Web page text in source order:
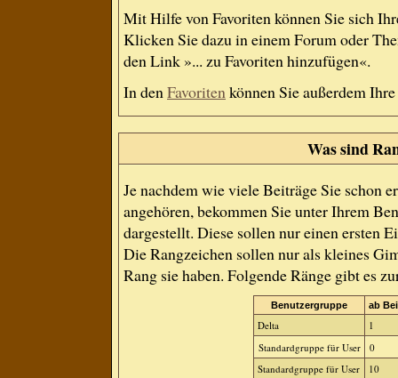
Mit Hilfe von Favoriten können Sie sich
Klicken Sie dazu in einem Forum oder
den Link »... zu Favoriten hinzufügen«.
In denFavoritenkönnen Sie außerdem
Was sind
Je nachdem wie viele Beiträge Sie schon
angehören, bekommen Sie unter Ihrem
dargestellt. Diese sollen nur einen ersten
Die Rangzeichen sollen nur als kleines
Rang sie haben. Folgende Ränge gibt es
Benutzergruppe ab
Delta
1
Standardgruppe für User
0
Standardgruppe für User
10